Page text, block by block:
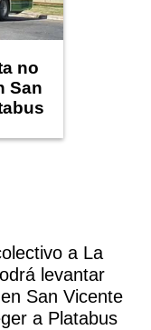
no
San
a La
levantar
San Vicente
a Platabus